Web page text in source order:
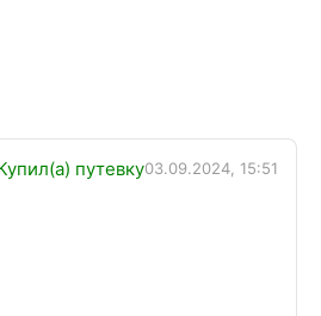
путевку03.09.2024, 15:51